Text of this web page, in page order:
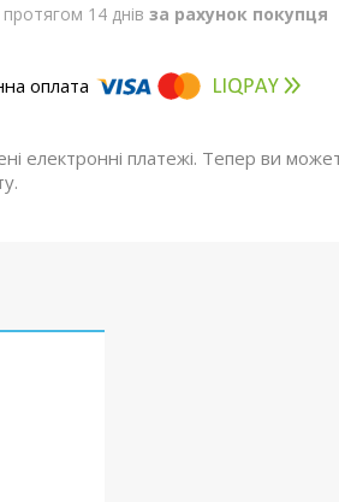
14 днів за рахунок покупця
електронні платежі. Тепер ви